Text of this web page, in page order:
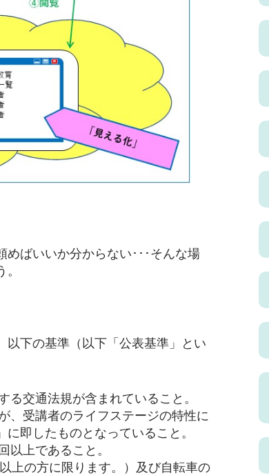
ばいいか分からない･･･そんな場
下の基準（以下「公表基準」とい
交通法規が含まれていること。
受講者のライフステージの特性に
」に即したものとなっていること。
上であること。
上の方に限ります。）及び自転車の